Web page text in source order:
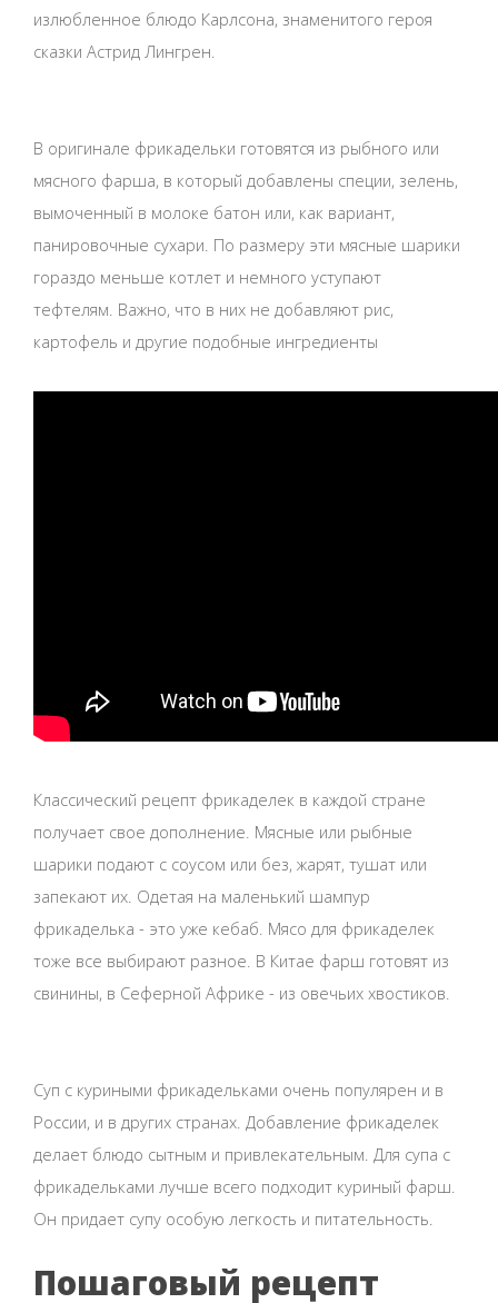
излюбленное блюдо Карлсона, знаменитого героя
сказки Астрид Лингрен.
В оригинале фрикадельки готовятся из рыбного или
мясного фарша, в который добавлены специи, зелень,
вымоченный в молоке батон или, как вариант,
панировочные сухари. По размеру эти мясные шарики
гораздо меньше котлет и немного уступают
тефтелям. Важно, что в них не добавляют рис,
картофель и другие подобные ингредиенты
Классический рецепт фрикаделек в каждой стране
получает свое дополнение. Мясные или рыбные
шарики подают с соусом или без, жарят, тушат или
запекают их. Одетая на маленький шампур
фрикаделька - это уже кебаб. Мясо для фрикаделек
тоже все выбирают разное. В Китае фарш готовят из
свинины, в Сеферной Африке - из овечьих хвостиков.
Суп с куриными фрикадельками очень популярен и в
России, и в других странах. Добавление фрикаделек
делает блюдо сытным и привлекательным. Для супа с
фрикадельками лучше всего подходит куриный фарш.
Он придает супу особую легкость и питательность.
Пошаговый рецепт